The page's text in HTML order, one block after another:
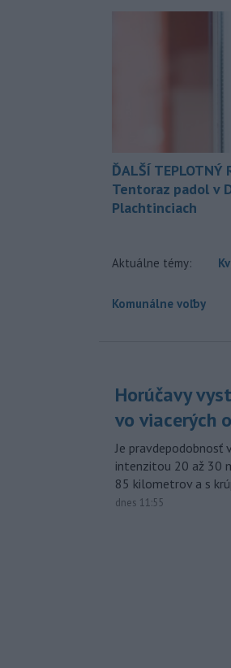
ĎALŠÍ TEPLOTNÝ
Tentoraz padol v
Plachtinciach
Aktuálne témy:
Komunálne voľby
Horúčavy
vo viacerých
Je pravdepodobnosť
intenzitou 20 až 30
85 kilometrov a s
dnes 11:55